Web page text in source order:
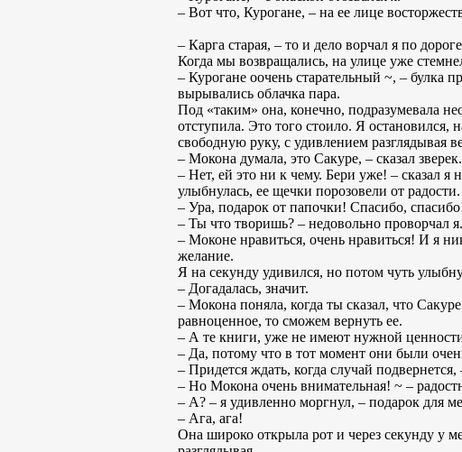
– Вот что, Курогане, – на ее лице
– Карга старая, – то и дело ворчал я по
Когда мы возвращались, на улице уже
– Курогане оочень старательный ~, – булка
вырывались облачка пара.
Под «таким» она, конечно, подразумевала
отступила. Это того стоило. Я
свободную руку, с удивлением разглядывая
– Мокона думала, это Сакуре, – сказал зверек.
– Нет, ей это ни к чему. Бери уже! – сказал
улыбнулась, ее щечки порозовели от радости.
– Ура, подарок от папочки! Спасибо,
– Ты что творишь? – недовольно проворчал
– Моконе нравиться, очень нравиться! И я
желание.
Я на секунду удивился, но потом чуть
– Догадалась, значит.
– Мокона поняла, когда ты сказал, что
равноценное, то сможем вернуть ее.
– А те книги, уже не имеют нужной ценности
– Да, потому что в тот момент они были
– Придется ждать, когда случай подвернется,
– Но Мокона очень внимательная! ~ –
– А? – я удивленно моргнул, – подарок для
– Ага, ага!
Она широко открыла рот и через секунду у